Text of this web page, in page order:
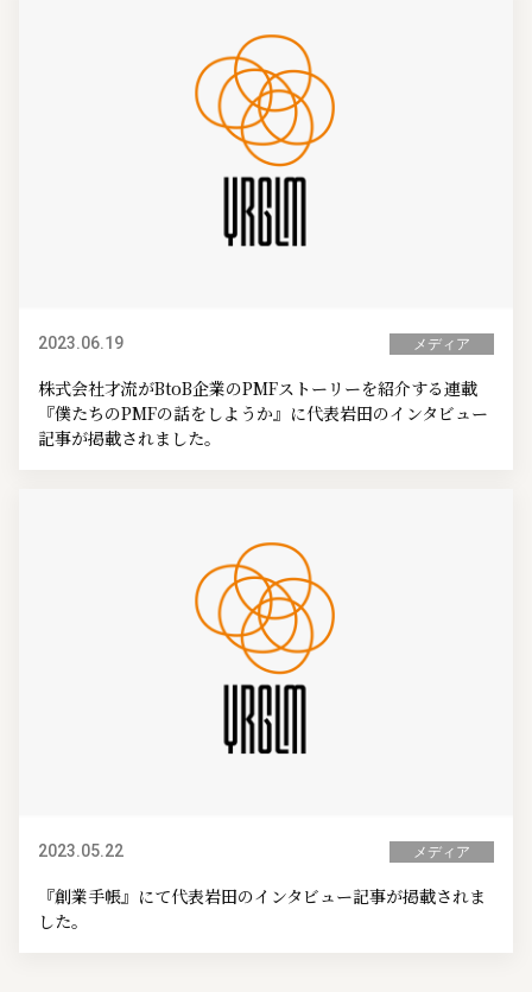
2023.06.19 メディア
株式会社才流がBtoB企業のPMFストーリーを紹介する連載
『僕たちのPMFの話をしようか』に代表岩田のインタビュー
記事が掲載されました。
2023.05.22 メディア
『創業手帳』にて代表岩田のインタビュー記事が掲載されま
した。